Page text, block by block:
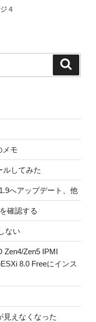
ジ4
メモ
ルしてみた
へアップデート、他
確認する
ない
Zen4/Zen5 IPMI
8.0 Freeにインス
見えなくなった